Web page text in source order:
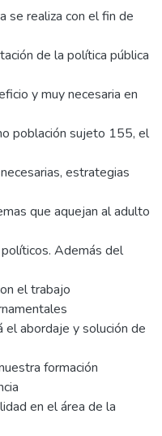
se realiza con el fin de
de la política pública
y muy necesaria en
población sujeto 155, el
estrategias
que aquejan al adulto
Además del
el trabajo
abordaje y solución de
formación
en el área de la